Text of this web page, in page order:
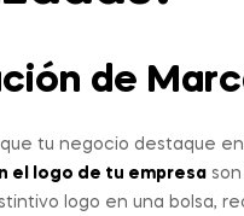
de
tu negocio destaque
el logo de tu empresa
logo en una bolsa,